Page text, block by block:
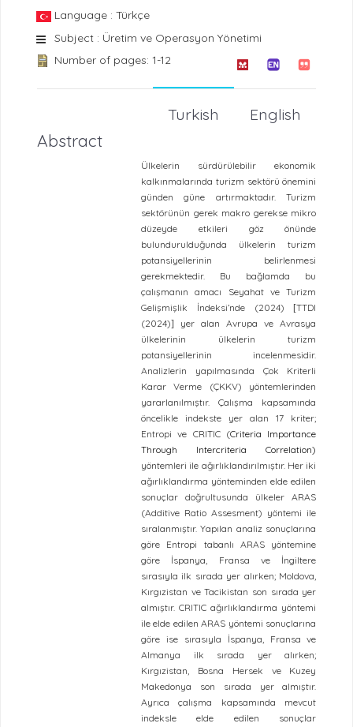
Language : Türkçe
Subject : Üretim ve Operasyon Yönetimi
Number of pages: 1-12
English
Turkish
Abstract
Ülkelerin sürdürülebilir ekonomik
kalkınmalarında turizm sektörü önemini
günden güne artırmaktadır. Turizm
sektörünün gerek makro gerekse mikro
düzeyde etkileri göz önünde
bulundurulduğunda ülkelerin turizm
potansiyellerinin belirlenmesi
gerekmektedir. Bu bağlamda bu
çalışmanın amacı Seyahat ve Turizm
Gelişmişlik İndeksi’nde (2024) [TTDI
(2024)]
yer alan Avrupa ve Avrasya
ülkelerinin ülkelerin turizm
potansiyellerinin incelenmesidir.
Analizlerin yapılmasında Çok Kriterli
Karar Verme (ÇKKV) yöntemlerinden
yararlanılmıştır. Çalışma kapsamında
öncelikle indekste yer alan 17 kriter;
Entropi ve CRITIC (Criteria Importance
Through Intercriteria Correlation)
yöntemleri ile ağırlıklandırılmıştır. Her iki
ağırlıklandırma yönteminden elde edilen
sonuçlar doğrultusunda ülkeler ARAS
(Additive Ratio Assesment) yöntemi ile
sıralanmıştır. Yapılan analiz sonuçlarına
göre Entropi tabanlı ARAS yöntemine
göre İspanya, Fransa ve İngiltere
sırasıyla ilk sırada yer alırken; Moldova,
Kırgızistan ve Tacikistan son sırada yer
almıştır. CRITIC ağırlıklandırma yöntemi
ile elde edilen ARAS yöntemi sonuçlarına
göre ise sırasıyla İspanya, Fransa ve
Almanya ilk sırada yer alırken;
Kırgızistan, Bosna Hersek ve Kuzey
Makedonya son sırada yer almıştır.
Ayrıca çalışma kapsamında mevcut
indeksle elde edilen sonuçlar